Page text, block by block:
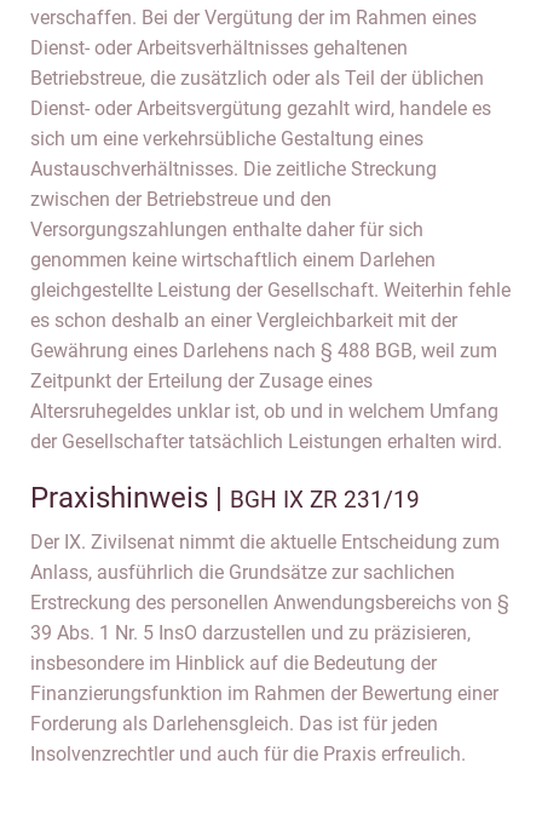
verschaffen. Bei der Vergütung der im Rahmen eines
Dienst- oder Arbeitsverhältnisses gehaltenen
Betriebstreue, die zusätzlich oder als Teil der üblichen
Dienst- oder Arbeitsvergütung gezahlt wird, handele es
sich um eine verkehrsübliche Gestaltung eines
Austauschverhältnisses. Die zeitliche Streckung
zwischen der Betriebstreue und den
Versorgungszahlungen enthalte daher für sich
genommen keine wirtschaftlich einem Darlehen
gleichgestellte Leistung der Gesellschaft. Weiterhin fehle
es schon deshalb an einer Vergleichbarkeit mit der
Gewährung eines Darlehens nach § 488 BGB, weil zum
Zeitpunkt der Erteilung der Zusage eines
Altersruhegeldes unklar ist, ob und in welchem Umfang
der Gesellschafter tatsächlich Leistungen erhalten wird.
Praxishinweis | BGH IX ZR 231/19
Der IX. Zivilsenat nimmt die aktuelle Entscheidung zum
Anlass, ausführlich die Grundsätze zur sachlichen
Erstreckung des personellen Anwendungsbereichs von §
39 Abs. 1 Nr. 5 InsO darzustellen und zu präzisieren,
insbesondere im Hinblick auf die Bedeutung der
Finanzierungsfunktion im Rahmen der Bewertung einer
Forderung als Darlehensgleich. Das ist für jeden
Insolvenzrechtler und auch für die Praxis erfreulich.